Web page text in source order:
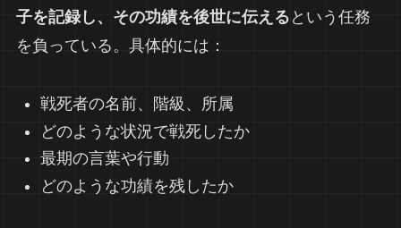
子を記録し、その功績を後世に伝える という任務
を負っている。具体的には：
戦死者の名前、階級、所属
どのような状況で戦死したか
最期の言葉や行動
どのような功績を残したか